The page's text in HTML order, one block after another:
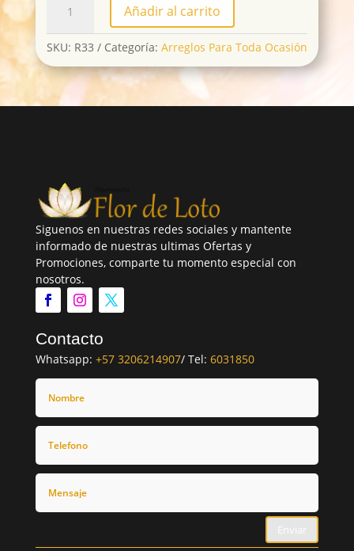
cantidad
Añadir al carrito
SKU: R33 Categoría: Arreglos Para Toda Ocasión
Siguenos en nuestras redes sociales y mantente
informado de nuestras ultimas Ofertas y
Promociones, comparte tu momento especial con
nosotros.
Contacto
Whatsapp: +57 3206214907/ Tel: 6031850
Enviar